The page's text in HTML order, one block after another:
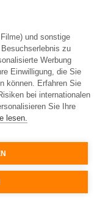
ist.
und sonstige
zu
Werbung
Einwilligung, die Sie
können. Erfahren Sie
bei internationalen
Sie Ihre
lesen.